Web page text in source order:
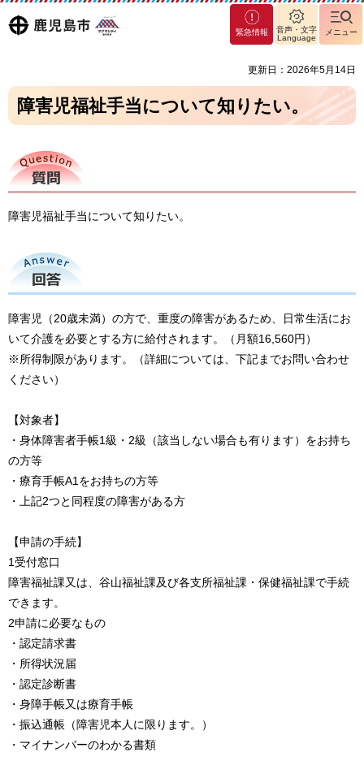
鹿児島
マグ
マシ
緊急情報
音声・文字
Language
メニュー
更新日：2026年5月14日
障害児福祉手当について知りたい。
質問
障害児福祉手当について知りたい。
回答
障害児（20歳未満）の方で、重度の障害があるため、日常生活にお
いて介護を必要とする方に給付されます。（月額16,560円）
※所得制限があります。（詳細については、下記までお問い合わせ
ください）
【対象者】
・身体障害者手帳1級・2級（該当しない場合も有ります）をお持ち
の方等
・療育手帳A1をお持ちの方等
・上記2つと同程度の障害がある方
【申請の手続】
1受付窓口
障害福祉課又は、谷山福祉課及び各支所福祉課・保健福祉課で手続
できます。
2申請に必要なもの
・認定請求書
・所得状況届
・認定診断書
・身障手帳又は療育手帳
・振込通帳（障害児本人に限ります。）
・マイナンバーのわかる書類